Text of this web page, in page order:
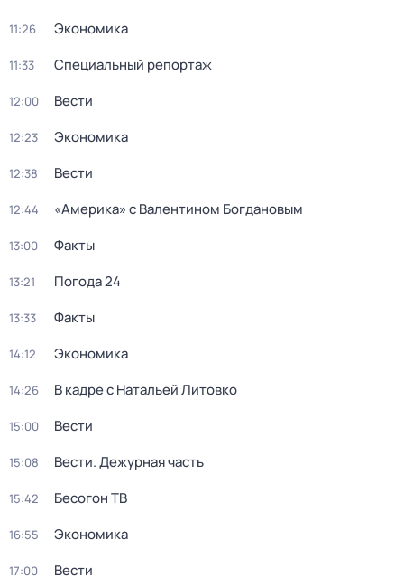
11:26 Экономика
11:33 Специальный репортаж
12:00 Вести
12:23 Экономика
12:38 Вести
12:44 «Америка» с Валентином Богдановым
13:00 Факты
13:21 Погода 24
13:33 Факты
14:12 Экономика
14:26 В кадре с Натальей Литовко
15:00 Вести
15:08 Вести. Дежурная часть
15:42 Бесогон ТВ
16:55 Экономика
17:00 Вести